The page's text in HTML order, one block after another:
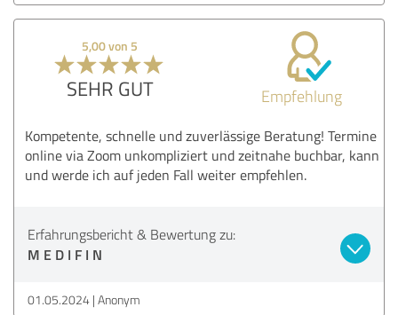
5,00 von 5
SEHR GUT Empfehlung
Kompetente, schnelle und zuverlässige Beratung! Termine
online via Zoom unkompliziert und zeitnahe buchbar, kann
und werde ich auf jeden Fall weiter empfehlen.
Erfahrungsbericht & Bewertung zu:
M E D I F I N
01.05.2024 Anonym